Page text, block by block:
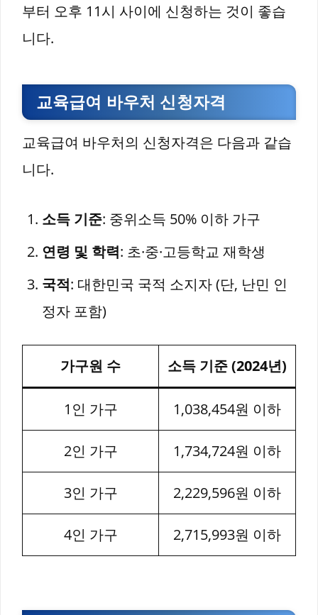
부터 오후 11시 사이에 신청하는 것이 좋습
니다.
교육급여 바우처 신청자격
교육급여 바우처의 신청자격은 다음과 같습
니다.
소득 기준: 중위소득 50% 이하 가구
연령 및 학력: 초·중·고등학교 재학생
국적: 대한민국 국적 소지자 (단, 난민 인
정자 포함)
가구원 수 소득 기준 (2024년)
1인 가구 1,038,454원 이하
2인 가구 1,734,724원 이하
3인 가구 2,229,596원 이하
4인 가구 2,715,993원 이하